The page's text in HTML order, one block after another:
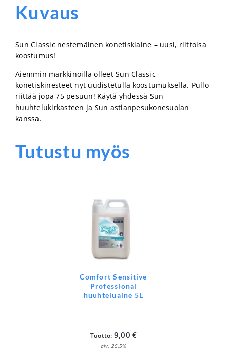
Kuvaus
Sun Classic nestemäinen konetiskiaine – uusi, riittoisa
koostumus!
Aiemmin markkinoilla olleet Sun Classic -
konetiskinesteet nyt uudistetulla koostumuksella. Pullo
riittää jopa 75 pesuun! Käytä yhdessä Sun
huuhtelukirkasteen ja Sun astianpesukonesuolan
kanssa.
Tutustu myös
Comfort Sensitive
Professional
huuhteluaine 5L
Tuotto: 9,00 €
alv. 25,5%